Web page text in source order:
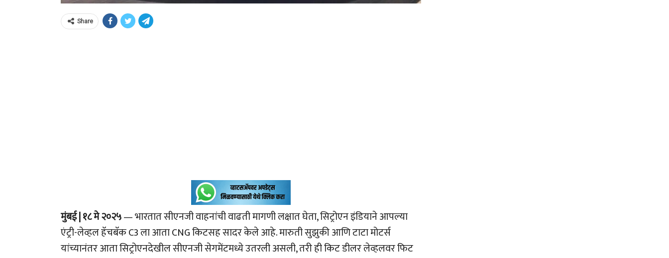
Share
मुंबई | १८ मे २०२५— भारतात सीएनजी वाहनांची वाढती मागणी लक्षात घेता, सिट्रोएन इंडियाने आपल्या
एंट्री-लेव्हल हॅचबॅक C3 ला आता CNG किटसह सादर केले आहे. मारुती सुझुकी आणि टाटा मोटर्स
यांच्यानंतर आता सिट्रोएनदेखील सीएनजी सेगमेंटमध्ये उतरली असली, तरी ही किट डीलर लेव्हलवर फिट